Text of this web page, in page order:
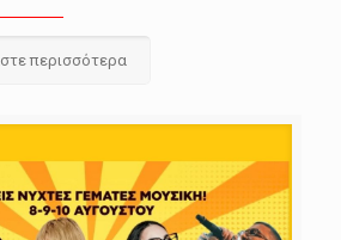
περισσότερα